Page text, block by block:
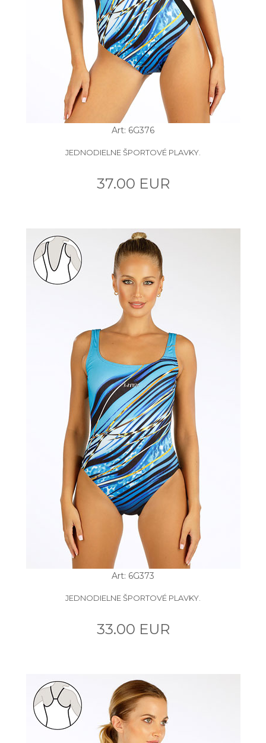
Art: 6G376
JEDNODIELNE ŠPORTOVÉ PLAVKY.
37.00 EUR
Art: 6G373
JEDNODIELNE ŠPORTOVÉ PLAVKY.
33.00 EUR